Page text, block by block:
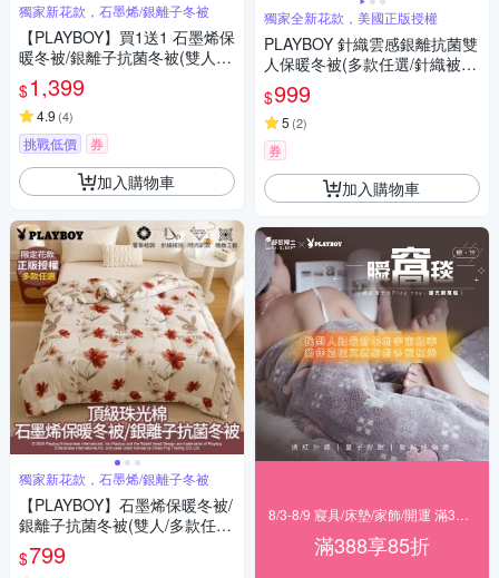
獨家新花款，石墨烯/銀離子冬被
【PLAYBOY】買1送1 石墨烯保
暖冬被/銀離子抗菌冬被(雙人/
多款任選/冬被/石墨烯/銀離子/
可水洗被
$1,399
4.9 (4)
挑戰低價 券
加入購物車
獨家新花款，石墨烯/銀離子冬被
【PLAYBOY】石墨烯保暖冬被/
銀離子抗菌冬被(雙人/多款任
選/冬被/石墨烯/銀離子/可水洗
被)
$799
獨家全新花款，美國正版授權
PLAYBOY 針織雲感銀離抗菌雙
人保暖冬被(多款任選/針織被/
保暖被/抗菌被)
$999
5 (2)
券
加入購物車
滿388享85折